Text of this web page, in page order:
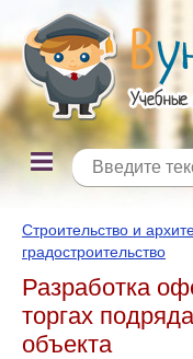
Строительство и
градостроительство
Разработка
торгах
объекта